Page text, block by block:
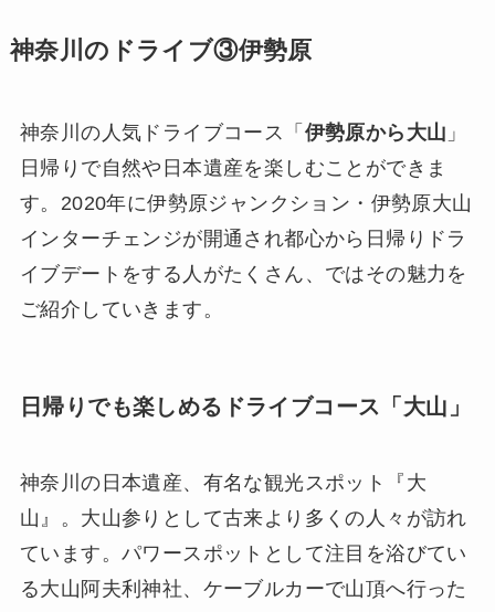
神奈川のドライブ③伊勢原
神奈川の人気ドライブコース「 伊勢原から大山 」
日帰りで自然や日本遺産を楽しむことができま
す。2020年に伊勢原ジャンクション・伊勢原大山
インターチェンジが開通され都心から日帰りドラ
イブデートをする人がたくさん、ではその魅力を
ご紹介していきます。
日帰りでも楽しめるドライブコース「大山」
神奈川の日本遺産、有名な観光スポット『大
山』。大山参りとして古来より多くの人々が訪れ
ています。パワースポットとして注目を浴びてい
る大山阿夫利神社、ケーブルカーで山頂へ行った